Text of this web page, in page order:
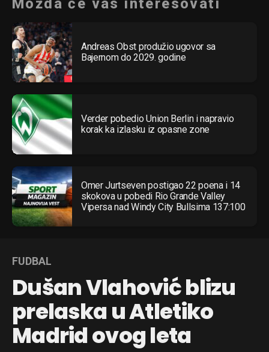
Možda će vas interesovati
Andreas Obst produžio ugovor sa
Bajernom do 2029. godine
Verder pobedio Union Berlin i napravio
korak ka izlasku iz opasne zone
Omer Jurtseven postigao 22 poena i 14
skokova u pobedi Rio Grande Valley
Vipersa nad Windy City Bullsima 137:100
FUDBAL
Dušan Vlahović blizu
prelaska u Atletiko
Madrid ovog leta